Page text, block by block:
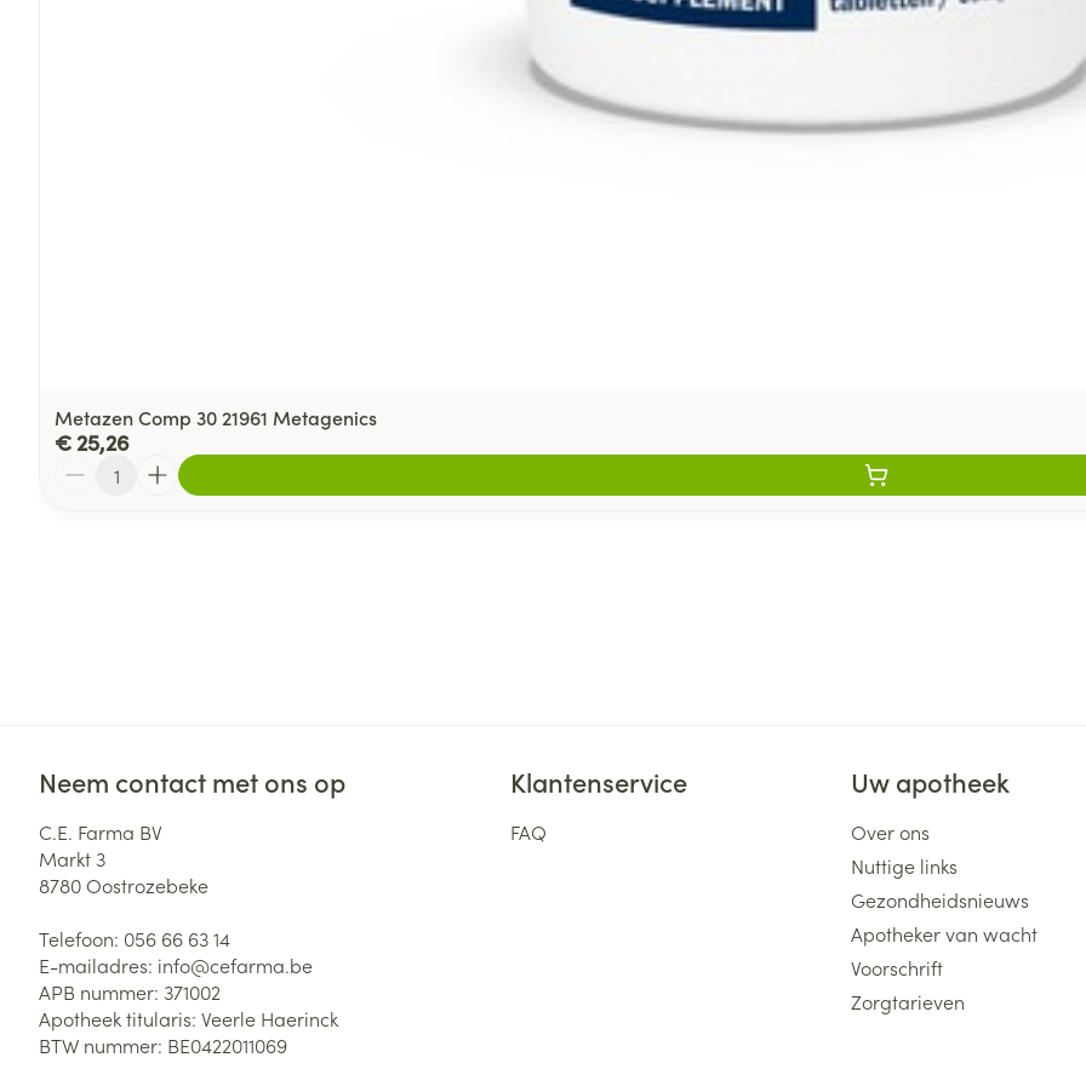
Metazen Comp 30 21961 Metagenics
€ 25,26
Neem contact met ons op
C.E. Farma BV
Markt 3
8780Oostrozebeke
Telefoon: 056 66 63 14
E-mailadres: info@cefarma.be
APB nummer: 371002
Apotheek titularis: Veerle Haerinck
BTW nummer: BE0422011069
Klantenservice
FAQ
Uw apotheek
Over ons
Nuttige links
Gezondheidsnieuws
Apotheker van wacht
Voorschrift
Zorgtarieven